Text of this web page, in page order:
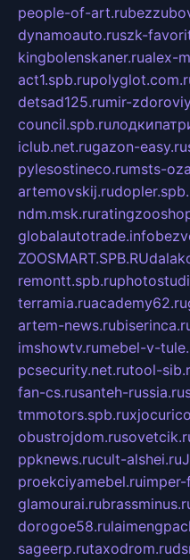
people-of-art.ru
dynamoauto.ruszk-
kingbolenskaner.rualex-
act1.spb.ru
detsad125.rumir-
council.spb.ru
iclub.net.rugazon-easy.ru
pylesostineco.rumsts-
artemovskij.ru
ndm.msk.ru
globalautotrade.info
ZOOSMART.SPB.RU
remontt.spb.ru
terramia.ruacademy62.ru
artem-news.ru
imshowtv.rumebel-v-
pcsecurity.net.rutool-
fan-cs.rusanteh-russia.ru
tmmotors.spb.ru
obustrojdom.ru
ppknews.rucult-alshei.ru
proekciyamebel.ruimper-
glamourai.ru
dorogoe58.ru
sageerp.rutaxodrom.ru